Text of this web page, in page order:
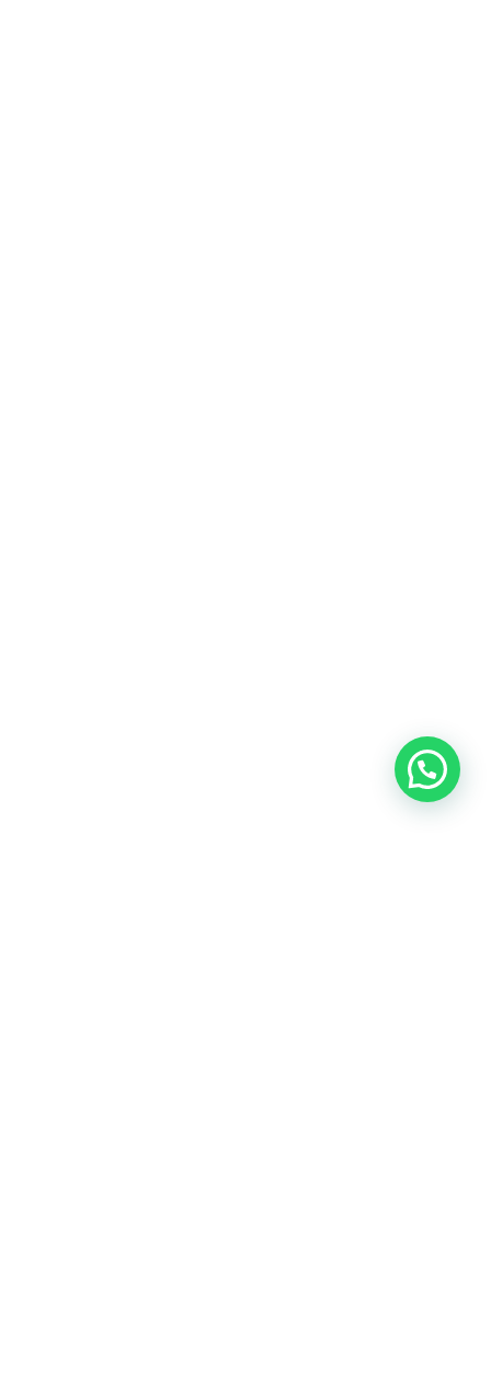
©2024 | TBŌ Soluciones Digitales​. Todos los derechos